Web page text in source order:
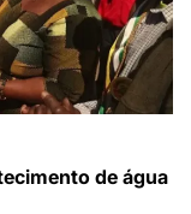
de água